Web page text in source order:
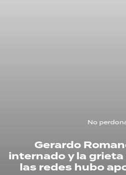
No
Gerardo
internado y la
las redes hubo
RECETAS
PALABRAS